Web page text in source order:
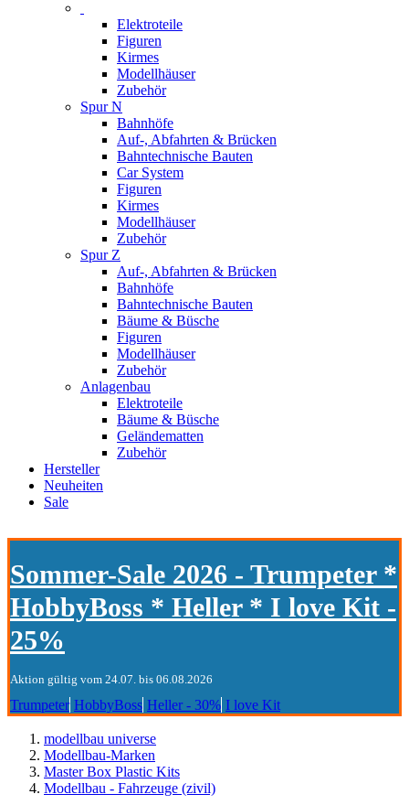
Elektroteile
Figuren
Kirmes
Modellhäuser
Zubehör
Spur N
Bahnhöfe
Auf-, Abfahrten & Brücken
Bahntechnische Bauten
Car System
Figuren
Kirmes
Modellhäuser
Zubehör
Spur Z
Auf-, Abfahrten & Brücken
Bahnhöfe
Bahntechnische Bauten
Bäume & Büsche
Figuren
Modellhäuser
Zubehör
Anlagenbau
Elektroteile
Bäume & Büsche
Geländematten
Zubehör
Hersteller
Neuheiten
Sale
Sommer-Sale 2026 - Trumpeter *
HobbyBoss * Heller * I love Kit -
25%
Aktion gültig vom 24.07. bis 06.08.2026
Trumpeter HobbyBoss Heller - 30% I love Kit
modellbau universe
Modellbau-Marken
Master Box Plastic Kits
Modellbau - Fahrzeuge (zivil)